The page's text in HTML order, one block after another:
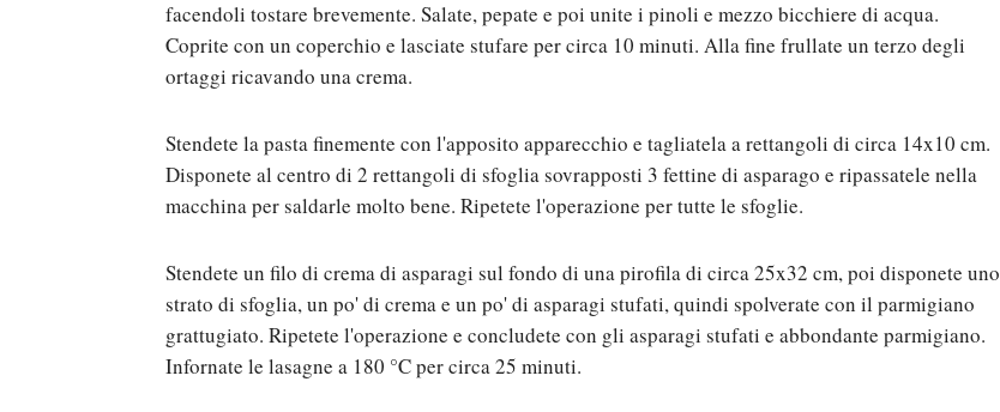
facendoli tostare brevemente. Salate, pepate e poi unite i pinoli e mezzo bicchiere di acqua.
Coprite con un coperchio e lasciate stufare per circa 10 minuti. Alla fine frullate un terzo degli
ortaggi ricavando una crema.
Stendete la pasta finemente con l'apposito apparecchio e tagliatela a rettangoli di circa 14x10 cm.
Disponete al centro di 2 rettangoli di sfoglia sovrapposti 3 fettine di asparago e ripassatele nella
macchina per saldarle molto bene. Ripetete l'operazione per tutte le sfoglie.
Stendete un filo di crema di asparagi sul fondo di una pirofila di circa 25x32 cm, poi disponete uno
strato di sfoglia, un po' di crema e un po' di asparagi stufati, quindi spolverate con il parmigiano
grattugiato. Ripetete l'operazione e concludete con gli asparagi stufati e abbondante parmigiano.
Infornate le lasagne a 180 °C per circa 25 minuti.